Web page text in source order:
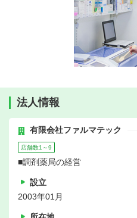
法人情報
有限会社ファルマテック
店舗数1～9
■調剤薬局の経営
設立
2003年01月